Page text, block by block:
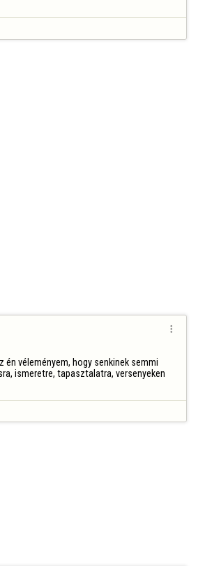

véleményem, hogy senkinek semmi
ismeretre, tapasztalatra, versenyeken